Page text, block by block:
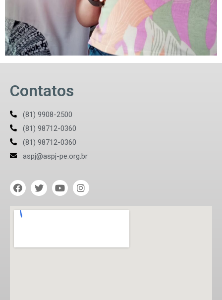
Contatos
(81) 9908-2500
(81) 98712-0360
(81) 98712-0360
aspj@aspj-pe.org.br